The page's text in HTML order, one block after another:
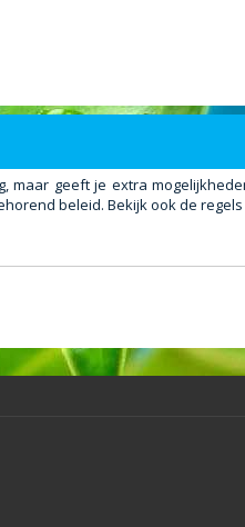
geeft je extra
beleid. Bekijk ook de